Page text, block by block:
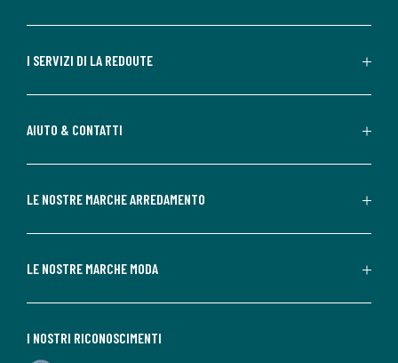
I SERVIZI DI LA REDOUTE
AIUTO & CONTATTI
LE NOSTRE MARCHE ARREDAMENTO
LE NOSTRE MARCHE MODA
I NOSTRI RICONOSCIMENTI